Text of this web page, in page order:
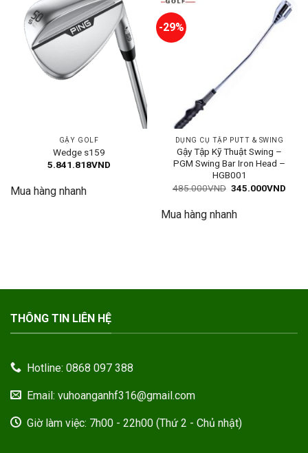
GẬY GOLF
Wedge s159
5.841.818VND
Mua hàng nhanh
-29%
DỤNG CỤ TẬP PUTT & SWING
Gậy Tập Kỹ Thuật Swing –
PGM Swing Bar Iron Head –
HGB001
485.000VND Giá
485.000VND.
345.000VND
Mua hàng nhanh
THÔNG TIN LIÊN HỆ
Hotline: 0868 097 388
Email: vuhoanganhf316@gmail.com
Giờ làm việc: 7h00 - 22h00 (Thứ 2 - Chủ nhật)